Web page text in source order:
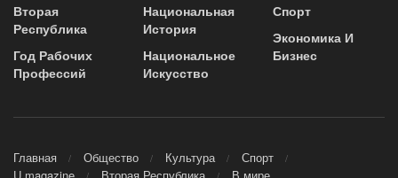
Вторая
Республика
Год Рабочих
Профессий
Национальная
История
Национальное
Искусство
Спорт
Экономика И
Бизнес
Главная Общество Культура
Спорт